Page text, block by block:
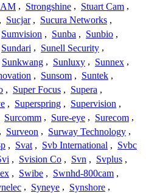
, Strongshine , Stuart Cam ,
, Sucjar , Sucura Networks ,
Sumvision , Sunba , Sunbio ,
Sundari , Sunell Security ,
Sunkwang , Sunluxy , Sunnex ,
, Sunsom , Suntek ,
, Super Focus , Supera ,
, Superspring , Supervision ,
Surcomm , Sure-eye , Surecom ,
, Surveon , Surway Technology ,
, Svat , Svb International , Svbc
, Svision Co , Svn , Svplus ,
, Swibe , Swnhd-800cam ,
, Syneye , Synshore ,